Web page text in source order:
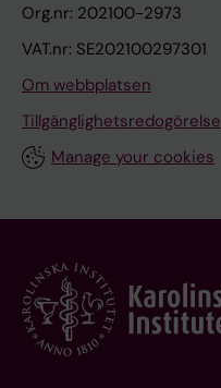
Org.nr: 202100-2973
VAT.nr: SE202100297301
Om webbplatsen
Tillgänglighetsredogörelse
Manage your cookies